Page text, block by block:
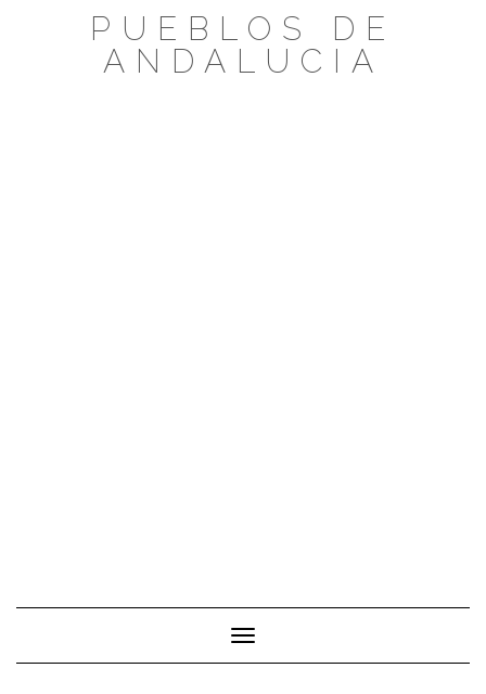
PUEBLOS DE
ANDALUCIA
Cambiar modo de navegación